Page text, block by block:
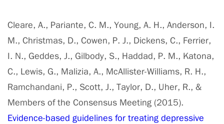
Cleare, A., Pariante, C. M., Young, A. H., Anderson, I.
M., Christmas, D., Cowen, P. J., Dickens, C., Ferrier,
I. N., Geddes, J., Gilbody, S., Haddad, P. M., Katona,
C., Lewis, G., Malizia, A., McAllister-Williams, R. H.,
Ramchandani, P., Scott, J., Taylor, D., Uher, R., &
Members of the Consensus Meeting (2015).
Evidence-based guidelines for treating depressive